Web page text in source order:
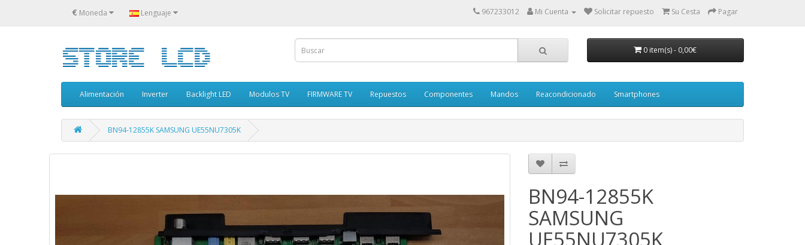
€ Moneda Lenguaje 967233012 Mi Cuenta Solicitar repuesto Su Cesta Pagar
0 item(s)- 0,00€
Alimentación Inverter Backlight LED Modulos TV FIRMWARE TV Repuestos Componentes Mandos Reacondicionado Smartphones
BN94-12855K SAMSUNG UE55NU7305K
BN94-12855K
SAMSUNG
UE55NU7305K